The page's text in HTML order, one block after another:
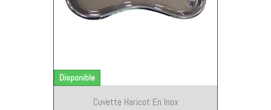
Cuvette Haricot En Inox
Disponible